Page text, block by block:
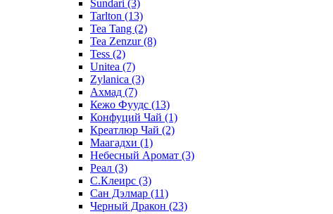
Sundari (3)
Tarlton (13)
Tea Tang (2)
Tea Zenzur(8)
Tess (2)
Unitea (7)
Zylanica (3)
Ахмад (7)
Кежо Фуудс (13)
Конфуций Чай (1)
Креатлюр Чай (2)
Маагадхи (1)
Небесный Аромат (3)
Реал (3)
С.Клеирс (3)
Сан Дэлмар (11)
Черный Дракон (23)